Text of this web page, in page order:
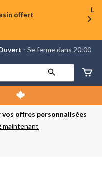
offert
La
⋅ Se ferme dans 20:00
offres personnalisées
maintenant